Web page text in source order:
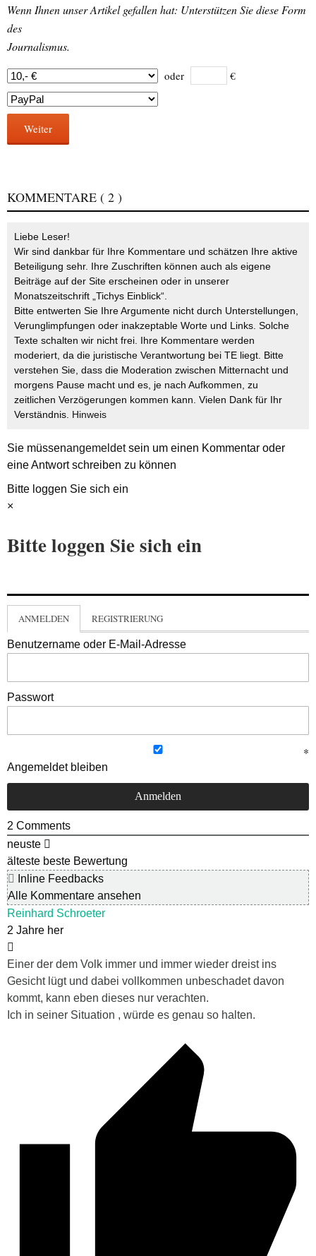
Wenn Ihnen unser Artikel gefallen hat: Unterstützen Sie diese Form
des
Journalismus.
oder €
Weiter
KOMMENTARE ( 2 )
Liebe Leser!
Wir sind dankbar für Ihre Kommentare und schätzen Ihre aktive
Beteiligung sehr. Ihre Zuschriften können auch als eigene
Beiträge auf der Site erscheinen oder in unserer
Monatszeitschrift „Tichys Einblick“.
Bitte entwerten Sie Ihre Argumente nicht durch Unterstellungen,
Verunglimpfungen oder inakzeptable Worte und Links. Solche
Texte schalten wir nicht frei. Ihre Kommentare werden
moderiert, da die juristische Verantwortung bei TE liegt. Bitte
verstehen Sie, dass die Moderation zwischen Mitternacht und
morgens Pause macht und es, je nach Aufkommen, zu
zeitlichen Verzögerungen kommen kann. Vielen Dank für Ihr
Verständnis. Hinweis
Sie müssenangemeldetsein um einen Kommentar oder
eine Antwort schreiben zu können
Bitte loggen Sie sich ein
×
Bitte loggen Sie sich ein
ANMELDEN REGISTRIERUNG
Benutzername oder E-Mail-Adresse
Passwort
Angemeldet bleiben
2 Comments
neuste
älteste beste Bewertung
Inline Feedbacks
Alle Kommentare ansehen
Reinhard Schroeter
2 Jahre her
Einer der dem Volk immer und immer wieder dreist ins
Gesicht lügt und dabei vollkommen unbeschadet davon
kommt, kann eben dieses nur verachten.
Ich in seiner Situation , würde es genau so halten.